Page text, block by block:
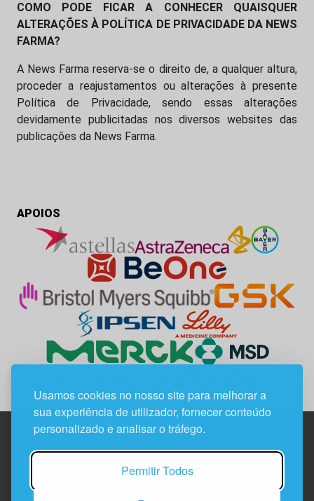
Usamos cookies no nosso site para melhorar a
sua experiência de utilizador, fornecer conteúdo
personalizado e analisar o tráfego.
Permitir Todos
COMO PODE FICAR A CONHECER QUAISQUER
ALTERAÇÕES À POLÍTICA DE PRIVACIDADE DA NEWS
FARMA?
A News Farma reserva-se o direito de, a qualquer altura,
proceder a reajustamentos ou alterações à presente
Política de Privacidade, sendo essas alterações
devidamente publicitadas nos diversos websites das
publicações da News Farma.
APOIOS
Edif. Lisboa Oriente | Av. Infante D. Henrique, n.º 333H, esc.
1800-282 Lisboa | Portugal